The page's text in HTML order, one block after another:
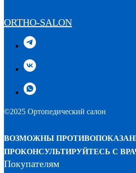
ORTHO-SALON
©2025 Ортопедический салон
ВОЗМОЖНЫ
ПРОКОНСУЛЬТИРУЙТЕСЬ С
Покупателям